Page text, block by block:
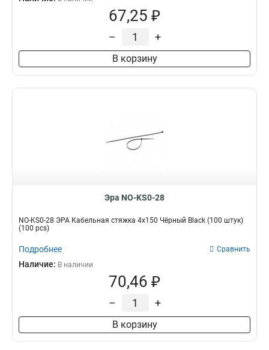
67,25 ₽
– +
В корзину
Эра NO-KS0-28
NO-KS0-28 ЭРА Кабельная стяжка 4х150 Чёрный Black (100 штук)
(100 pcs)
Подробнее Сравнить
Наличие: В наличии
70,46 ₽
– +
В корзину